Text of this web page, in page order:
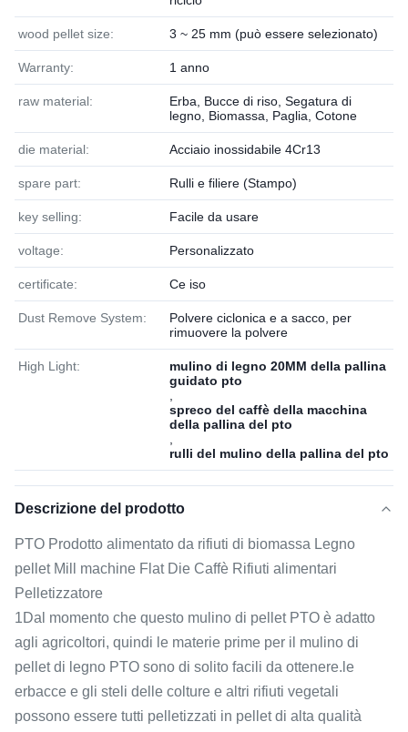
wood pellet size: 3 ~ 25 mm (può essere selezionato)
Warranty: 1 anno
raw material:
Erba, Bucce di riso, Segatura di
legno, Biomassa, Paglia, Cotone
die material: Acciaio inossidabile 4Cr13
spare part: Rulli e filiere (Stampo)
key selling: Facile da usare
voltage: Personalizzato
certificate: Ce iso
Dust Remove System:
Polvere ciclonica e a sacco, per
rimuovere la polvere
High Light:
mulino di legno 20MM della pallina
guidato pto
spreco del caffè della macchina
della pallina del pto
rulli del mulino della pallina del pto
Descrizione del prodotto
PTO Prodotto alimentato da rifiuti di biomassa Legno
pellet Mill machine Flat Die Caffè Rifiuti alimentari
Pelletizzatore
1Dal momento che questo mulino di pellet PTO è adatto
agli agricoltori, quindi le materie prime per il mulino di
pellet di legno PTO sono di solito facili da ottenere.le
erbacce e gli steli delle colture e altri rifiuti vegetali
possono essere tutti pelletizzati in pellet di alta qualità